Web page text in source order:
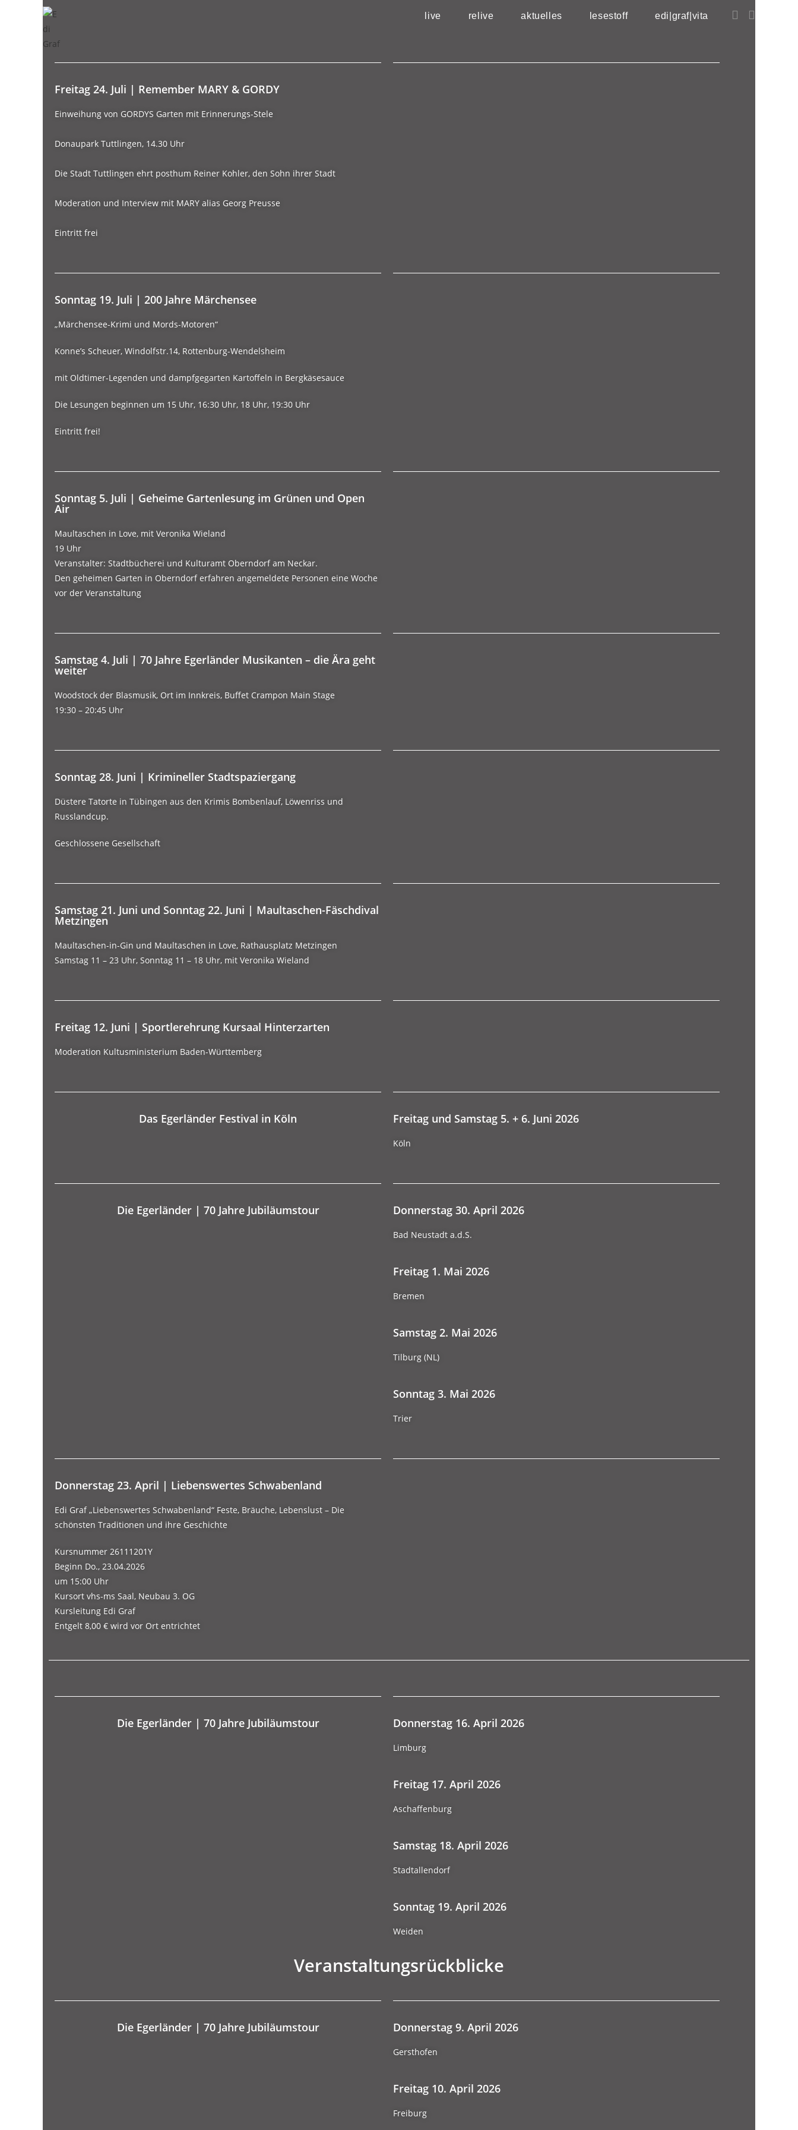
live relive aktuelles lesestoff edi|graf|vita
Freitag 24. Juli | Remember MARY & GORDY
Einweihung von GORDYS Garten mit Erinnerungs-Stele
Donaupark Tuttlingen, 14.30 Uhr
Die Stadt Tuttlingen ehrt posthum Reiner Kohler, den Sohn ihrer Stadt
Moderation und Interview mit MARY alias Georg Preusse
Eintritt frei
Sonntag 19. Juli | 200 Jahre Märchensee
„Märchensee-Krimi und Mords-Motoren“
Konne’s Scheuer, Windolfstr.14, Rottenburg-Wendelsheim
mit Oldtimer-Legenden und dampfgegarten Kartoffeln in Bergkäsesauce
Die Lesungen beginnen um 15 Uhr, 16:30 Uhr, 18 Uhr, 19:30 Uhr
Eintritt frei!
Sonntag 5. Juli | Geheime Gartenlesung im Grünen und Open
Air
Maultaschen in Love, mit Veronika Wieland
19 Uhr
Veranstalter: Stadtbücherei und Kulturamt Oberndorf am Neckar.
Den geheimen Garten in Oberndorf erfahren angemeldete Personen eine Woche
vor der Veranstaltung
Samstag 4. Juli | 70 Jahre Egerländer Musikanten – die Ära geht
weiter
Woodstock der Blasmusik, Ort im Innkreis, Buffet Crampon Main Stage
19:30 – 20:45 Uhr
Sonntag 28. Juni | Krimineller Stadtspaziergang
Düstere Tatorte in Tübingen aus den Krimis Bombenlauf, Löwenriss und
Russlandcup.
Geschlossene Gesellschaft
Samstag 21. Juni und Sonntag 22. Juni | Maultaschen-Fäschdival
Metzingen
Maultaschen-in-Gin und Maultaschen in Love, Rathausplatz Metzingen
Samstag 11 – 23 Uhr, Sonntag 11 – 18 Uhr, mit Veronika Wieland
Freitag 12. Juni | Sportlerehrung Kursaal Hinterzarten
Moderation Kultusministerium Baden-Württemberg
Das Egerländer Festival in Köln Freitag und Samstag 5. + 6. Juni 2026
Köln
Die Egerländer | 70 Jahre Jubiläumstour Donnerstag 30. April 2026
Bad Neustadt a.d.S.
Freitag 1. Mai 2026
Bremen
Samstag 2. Mai 2026
Tilburg (NL)
Sonntag 3. Mai 2026
Trier
Donnerstag 23. April | Liebenswertes Schwabenland
Edi Graf „Liebenswertes Schwabenland“ Feste, Bräuche, Lebenslust – Die
schönsten Traditionen und ihre Geschichte
Kursnummer 26111201Y
Beginn Do., 23.04.2026
um 15:00 Uhr
Kursort vhs-ms Saal, Neubau 3. OG
Kursleitung Edi Graf
Entgelt 8,00 € wird vor Ort entrichtet
Die Egerländer | 70 Jahre Jubiläumstour Donnerstag 16. April 2026
Limburg
Freitag 17. April 2026
Aschaffenburg
Samstag 18. April 2026
Stadtallendorf
Sonntag 19. April 2026
Weiden
Veranstaltungsrückblicke
Die Egerländer | 70 Jahre Jubiläumstour Donnerstag 9. April 2026
Gersthofen
Freitag 10. April 2026
Freiburg